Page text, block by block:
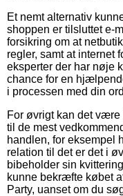
Et nemt alternativ
shoppen er tilsluttet e-
forsikring om at
regler, samt at internet
eksperter der har nøje
chance for en
i processen med din
For øvrigt kan det
til de mest
handlen, for eksempel
relation til det er det i
bibeholder sin
kunne bekræfte købet
Party, uanset om du